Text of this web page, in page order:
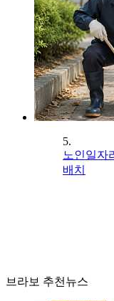
5.
노인일자
배치
브라보 추천뉴스